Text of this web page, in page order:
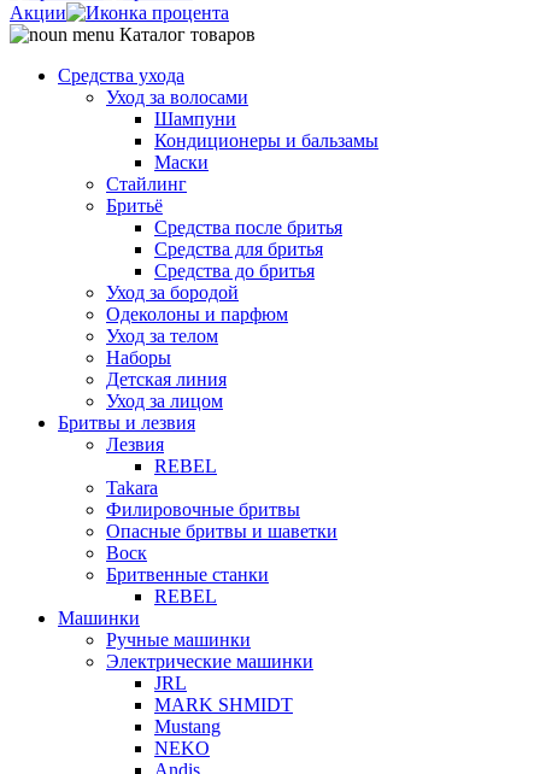
Акции
Каталог товаров
Средства ухода
Уход за волосами
Шампуни
Кондиционеры и бальзамы
Маски
Стайлинг
Бритьё
Средства после бритья
Средства для бритья
Средства до бритья
Уход за бородой
Одеколоны и парфюм
Уход за телом
Наборы
Детская линия
Уход за лицом
Бритвы и лезвия
Лезвия
REBEL
Takara
Филировочные бритвы
Опасные бритвы и шаветки
Воск
Бритвенные станки
REBEL
Машинки
Ручные машинки
Электрические машинки
JRL
MARK SHMIDT
Mustang
NEKO
Andis